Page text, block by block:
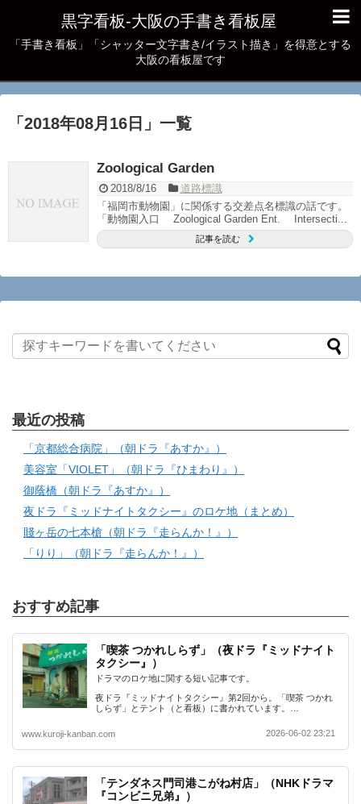
黒字看板‐大阪の手書き看板屋
「手書き看板」「シャッター文字書き/イラスト描き」を得意とする
大阪の看板屋です
「 2018年08月16日 」 一覧
Zoological Garden
2018/8/16
道路標識
「福岡市動物園」に関係する交差点名標識の話です。
「動物園入口 Zoological Garden Ent. Intersecti...
記事を読む
最近の投稿
「京都総合病院」（朝ドラ『あすか』）
美容室「VIOLET」（朝ドラ『ひまわり』）
御蔭橋（朝ドラ『あすか』）
夜ドラ『ミッドナイトタクシー』のロケ地（まとめ）
賤ヶ岳の七本槍（朝ドラ『走らんか！』）
「りり」（朝ドラ『走らんか！』）
おすすめ記事
「喫茶 つかれしらず」（夜ドラ『ミッドナイト
タクシー』）
ドラマのロケ地に関する短い記事です。
夜ドラ『ミッドナイトタクシー』第2回から。「喫茶 つかれ
しらず」とテント（と看板）に書かれています。…
www.kuroji-kanban.com 2026-06-02 23:21
「テンダネス門司港こがね村店」（NHKドラマ
『コンビニ兄弟』）